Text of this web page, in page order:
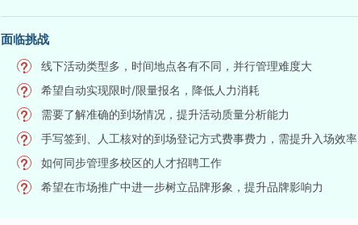
面临挑战
线下活动类型多，时间地点各有不同，并行管理难度大
希望自动实现限时/限量报名，降低人力消耗
需要了解准确的到场情况，提升活动质量分析能力
手写签到、人工核对的到场登记方式费事费力，需提升入场效率
如何同步管理多校区的人才招聘工作
希望在市场推广中进一步树立品牌形象，提升品牌影响力